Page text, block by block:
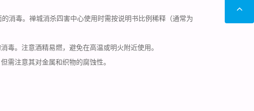
毒。禅城消杀四害中心使用时需按说明书比例稀释（通常为
。注意酒精易燃，避免在高温或明火附近使用。
需注意其对金属和织物的腐蚀性。